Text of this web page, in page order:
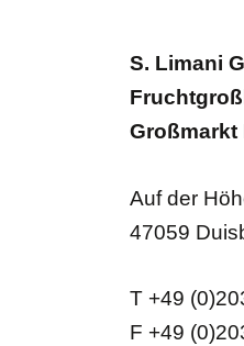
S. Limani
Großmarkt
Auf der
47059
T +49
F +49